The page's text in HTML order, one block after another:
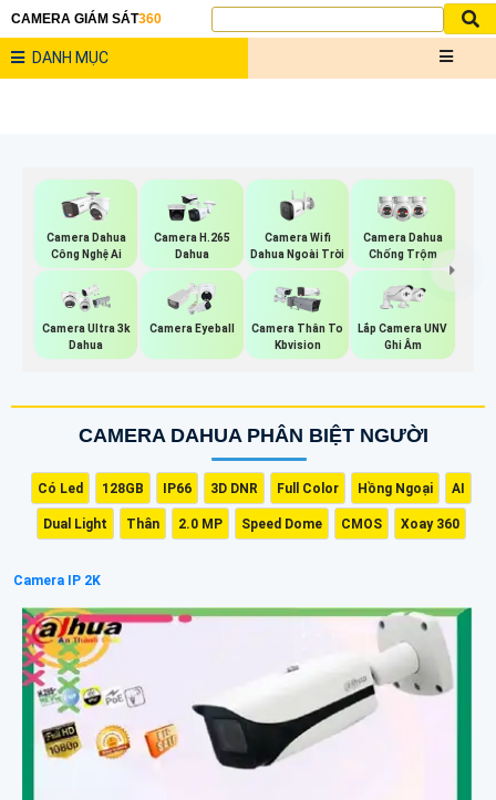
CAMERA GIÁM SÁT360
DANH MỤC
Camera Dahua
Công Nghệ Ai
Camera H.265
Dahua
Camera Wifi
Dahua Ngoài Trời
Camera Dahua
Chống Trộm
Camera Ultra 3k
Dahua
Camera Eyeball
Camera Thân To
Kbvision
Lắp Camera UNV
Ghi Âm
CAMERA DAHUA PHÂN BIỆT NGƯỜI
Có Led 128GB IP66 3D DNR Full Color Hồng Ngoại AI
Dual Light Thân 2.0 MP Speed Dome CMOS Xoay 360
Camera IP 2K